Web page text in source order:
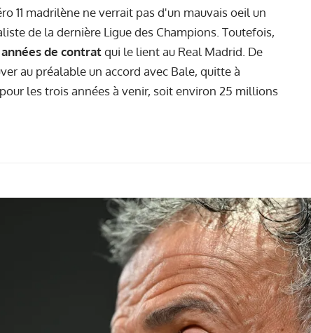
11 madrilène ne verrait pas d'un mauvais oeil un
de la dernière Ligue des Champions. Toutefois,
années de contratqui le lient au Real Madrid. De
au préalable un accord avec Bale, quitte à
les trois années à venir, soit environ 25 millions